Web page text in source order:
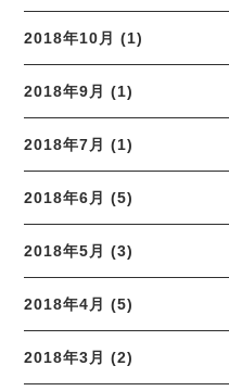
2018年10月 (1)
2018年9月 (1)
2018年7月 (1)
2018年6月 (5)
2018年5月 (3)
2018年4月 (5)
2018年3月 (2)